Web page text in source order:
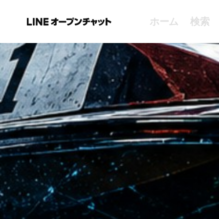
ホーム 検索